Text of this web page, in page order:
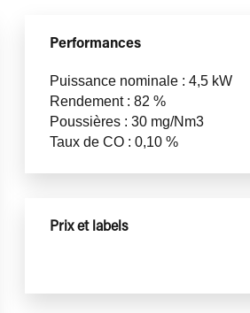
Performances
Puissance nominale : 4,5 kW
Rendement : 82 %
Poussières : 30 mg/Nm3
Taux de CO : 0,10 %
Prix et labels